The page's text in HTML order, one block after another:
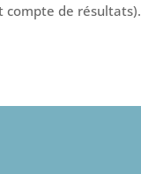
compte de résultats).